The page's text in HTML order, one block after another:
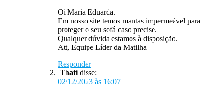
Oi Maria Eduarda.
Em nosso site temos mantas impermeável para
proteger o seu sofá caso precise.
Qualquer dúvida estamos à disposição.
Att, Equipe Líder da Matilha
Responder
Thati disse:
02/12/2023 às 16:07